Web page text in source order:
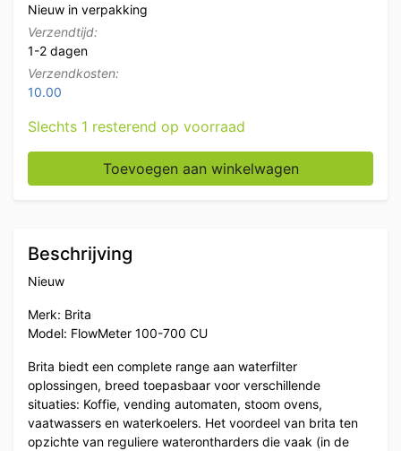
Nieuw in verpakking
Verzendtijd:
1-2 dagen
Verzendkosten:
10.00
Slechts 1 resterend op voorraad
Brita Flowmeter 100 - 700 CU Horeca aantal
Toevoegen aan winkelwagen
Beschrijving
Nieuw
Merk: Brita
Model: FlowMeter 100-700 CU
Brita biedt een complete range aan waterfilter
oplossingen, breed toepasbaar voor verschillende
situaties: Koffie, vending automaten, stoom ovens,
vaatwassers en waterkoelers. Het voordeel van brita ten
opzichte van reguliere waterontharders die vaak (in de